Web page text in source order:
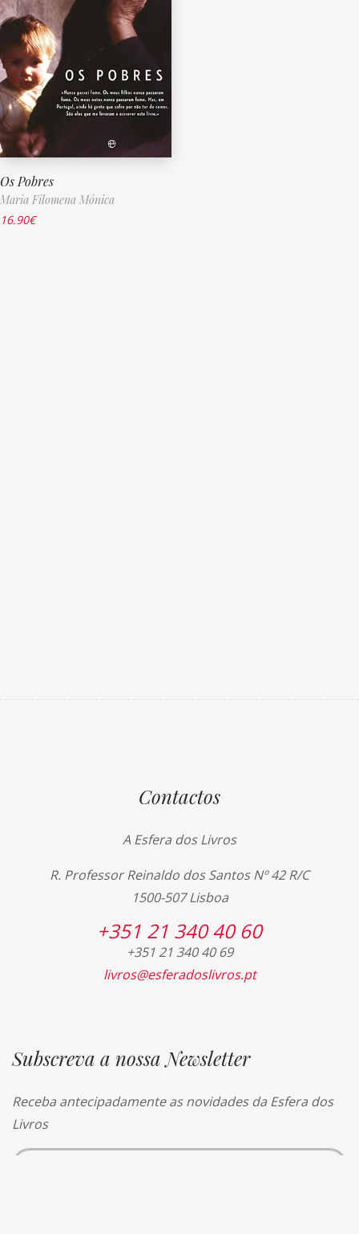
Os Pobres
Maria Filomena Mónica
16.90€
Contactos
A Esfera dos Livros
R. Professor Reinaldo dos Santos Nº 42 R/C
1500-507 Lisboa
+351 21 340 40 60
+351 21 340 40 69
livros@esferadoslivros.pt
Subscreva a nossa Newsletter
Receba antecipadamente as novidades da Esfera dos
Livros